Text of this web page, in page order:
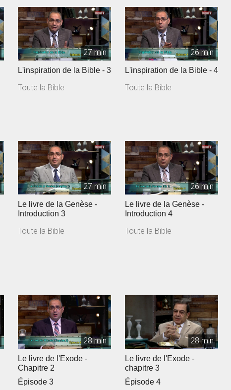
27 min
L'inspiration de la Bible - 3
Toute la Bible
26 min
L'inspiration de la Bible - 4
Toute la Bible
27 min
Le livre de la Genèse -
Introduction 3
Toute la Bible
26 min
Le livre de la Genèse -
Introduction 4
Toute la Bible
28 min
Le livre de l'Exode -
Chapitre 2
Épisode 3
28 min
Le livre de l'Exode -
chapitre 3
Épisode 4